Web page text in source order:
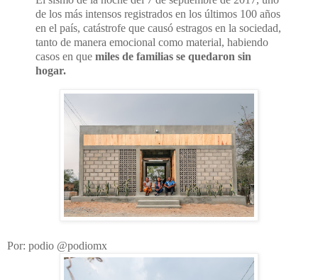
de los más intensos registrados en los últimos 100 años
en el país, catástrofe que causó estragos en la sociedad,
tanto de manera emocional como material, habiendo
casos en que miles de familias se quedaron sin
hogar.
Por: podio @podiomx